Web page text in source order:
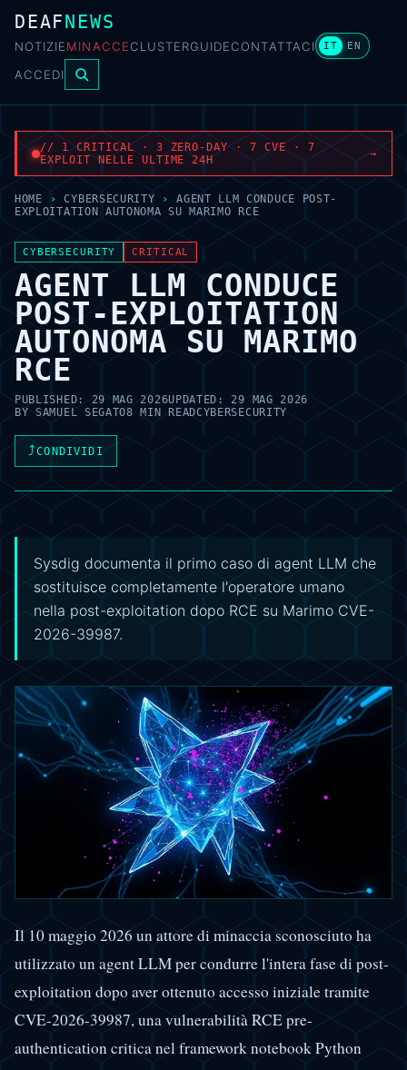
DEAFNEWS
NOTIZIEMINACCECLUSTERGUIDECONTATTACI IT EN
ACCEDI
// 1 CRITICAL · 3 ZERO-DAY · 7 CVE · 7
EXPLOIT NELLE ULTIME 24H
→
HOME › CYBERSECURITY ›
AGENT LLM CONDUCE POST-
EXPLOITATION AUTONOMA SU MARIMO RCE
CYBERSECURITY CRITICAL
AGENT LLM CONDUCE
POST-EXPLOITATION
AUTONOMA SU MARIMO
RCE
PUBLISHED:29 MAG 2026UPDATED: 29 MAG 2026
BYSAMUEL SEGATO8 MIN READCYBERSECURITY
⤴CONDIVIDI
Sysdig documenta il primo caso di agent LLM che
sostituisce completamente l'operatore umano
nella post-exploitation dopo RCE su Marimo CVE-
2026-39987.
Il 10 maggio 2026 un attore di minaccia sconosciuto ha
utilizzato un agent LLM per condurre l'intera fase di post-
exploitation dopo aver ottenuto accesso iniziale tramite
CVE-2026-39987, una vulnerabilità RCE pre-
authentication critica nel framework notebook Python